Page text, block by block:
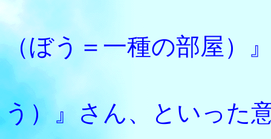
法然と
（ぼう＝一種の部屋）
『源空
う）』さん、といった